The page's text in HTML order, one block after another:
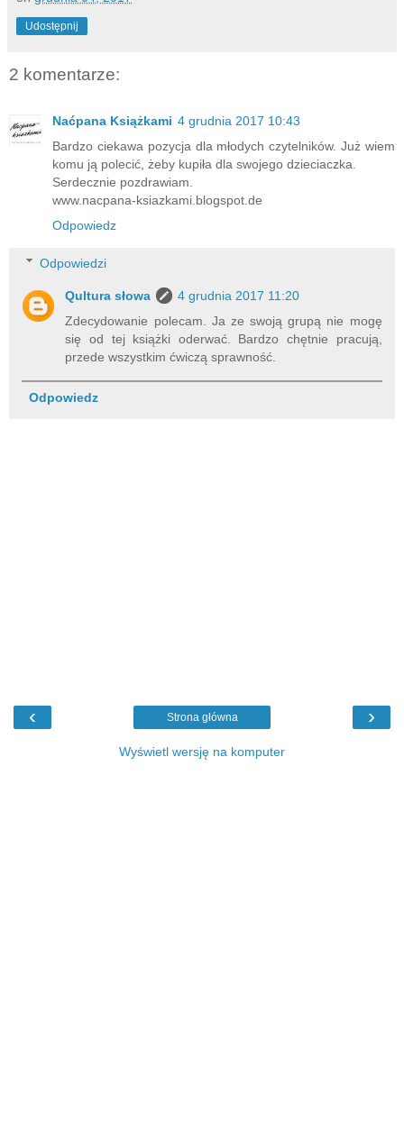
Udostępnij
2 komentarze:
Naćpana Książkami 4 grudnia 2017 10:43
Bardzo ciekawa pozycja dla młodych czytelników. Już wiem
komu ją polecić, żeby kupiła dla swojego dzieciaczka.
Serdecznie pozdrawiam.
www.nacpana-ksiazkami.blogspot.de
Odpowiedz
Odpowiedzi
Qultura słowa
4 grudnia 2017 11:20
Zdecydowanie polecam. Ja ze swoją grupą nie mogę
się od tej książki oderwać. Bardzo chętnie pracują,
przede wszystkim ćwiczą sprawność.
Odpowiedz
‹ ›
Strona główna
Wyświetl wersję na komputer